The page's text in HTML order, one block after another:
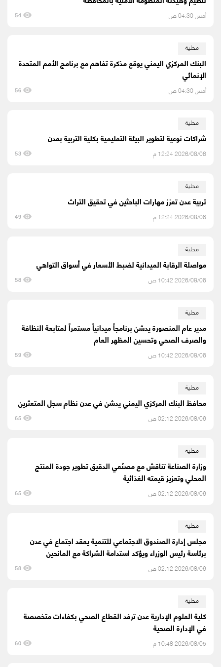
أمس 04:30 ص 54
محلية
البنك المركزي اليمني يوقع مذكرة تفاهم مع برنامج الأمم المتحدة
الإنمائي
أمس 04:30 ص 56
محلية
شراكات نوعية لتطوير البيئة التعليمية بكلية التربية بعدن
2026/08/06 12:24 م 53
محلية
تربية عدن تعزز مهارات الباحثين في تحقيق التراث
2026/08/06 12:24 م 49
محلية
مواصلة الرقابة الميدانية لضبط الأسعار في أسواق التواهي
2026/08/06 10:42 ص 58
محلية
مدير عام المنصورة يدشن برنامجاً ميدانياً مستمراً لمتابعة النظافة
والصرف الصحي وتحسين المظهر العام
2026/08/06 10:42 ص 59
محلية
محافظ البنك المركزي اليمني يدشن في عدن نظام سجل المتعثرين
2026/08/06 02:12 ص 65
محلية
وزارة الصناعة تناقش مع مصنّعي الدقيق تطوير جودة المنتج
المحلي وتعزيز قيمته الغذائية
2026/08/06 02:12 ص 65
محلية
مجلس إدارة الصندوق الاجتماعي للتنمية يعقد اجتماع في عدن
برئاسة رئيس الوزراء ويؤكد استدامة الشراكة مع المانحين
2026/08/06 02:12 ص 58
محلية
كلية العلوم الإدارية عدن ترفد القطاع الصحي بكفاءات متخصصة
في الإدارة الصحية
2026/08/05 10:48 م 60